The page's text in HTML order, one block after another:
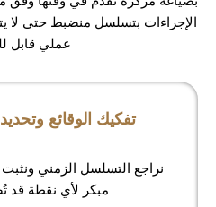
الإجراءات بتسلسل منضبط حتى
عملي قابل
تفكيك الوقائع
نراجع التسلسل الزمني ونثبت
مبكر لأي نقطة